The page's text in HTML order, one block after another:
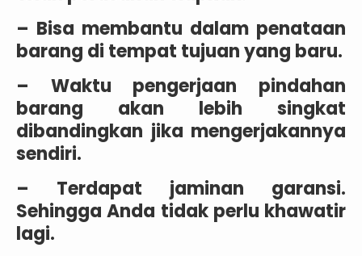
– Bisa membantu dalam penataan
barang di tempat tujuan yang baru.
– Waktu pengerjaan pindahan
barang akan lebih singkat
dibandingkan jika mengerjakannya
sendiri.
– Terdapat jaminan garansi.
Sehingga Anda tidak perlu khawatir
lagi.